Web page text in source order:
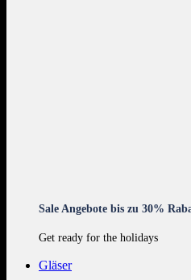
Sale Angebote bis zu 30%
Get ready for the holidays
Gläser